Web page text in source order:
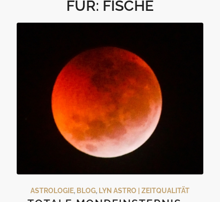
FÜR: FISCHE
ASTROLOGIE, BLOG, LYN ASTRO | ZEITQUALITÄT